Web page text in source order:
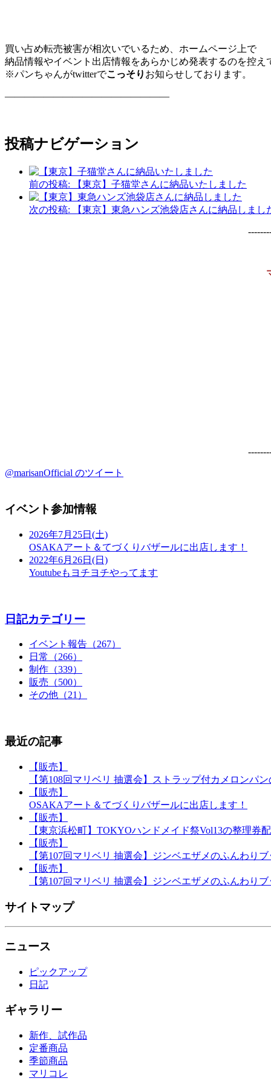
買い占め転売被害が相次いでいるため、ホームページ上で
納品情報やイベント出店情報をあらかじめ発表するのを控え
※パンちゃんがtwitterでこっそり お知らせしております。
—————————————————
投稿ナビゲーション
前の投稿: 【東京】子猫堂さんに納品いたしました
次の投稿: 【東京】東急ハンズ池袋店さんに納品しまし
@marisanOfficial のツイート
イベント参加情報
2026年7月25日(土)
OSAKAアート＆てづくりバザールに出店します！
2022年6月26日(日)
Youtubeもヨチヨチやってます
日記カテゴリー
イベント報告（267）
日常（266）
制作（339）
販売（500）
その他（21）
最近の記事
【販売】
【第108回マリベリ 抽選会】ストラップ付カメロンパ
【販売】
OSAKAアート＆てづくりバザールに出店します！
【販売】
【東京浜松町】TOKYOハンドメイド祭Vol13の整理券
【販売】
【第107回マリベリ 抽選会】ジンベエザメのふんわり
【販売】
【第107回マリベリ 抽選会】ジンベエザメのふんわり
サイトマップ
ニュース
ピックアップ
日記
ギャラリー
新作、試作品
定番商品
季節商品
マリコレ